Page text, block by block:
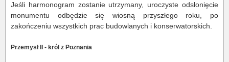
Jeśli harmonogram zostanie utrzymany, uroczyste odsłonięcie
monumentu odbędzie się wiosną przyszłego roku, po
zakończeniu wszystkich prac budowlanych i konserwatorskich.
Przemysł II - król z Poznania